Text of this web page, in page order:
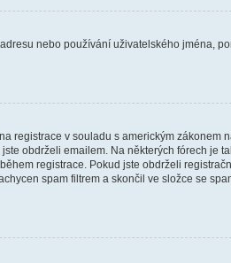
nebo používání uživatelského jména,
registrace v souladu s americkým zákonem
obdrželi emailem. Na některých fórech je
registrace. Pokud jste obdrželi
spam filtrem a skončil ve složce se